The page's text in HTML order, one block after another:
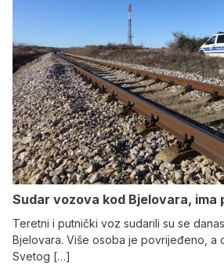
Sudar vozova kod Bjelovara, ima
Teretni i putnički voz sudarili su se
Bjelovara. Više osoba je povrijeđeno, a
Svetog […]